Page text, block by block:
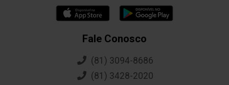
Fale Conosco
(81) 3094-8686
(81) 3428-2020